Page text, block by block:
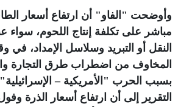
وأوضحت "الفاو" أن ارتفاع أسعار
مباشر على تكلفة إنتاج اللحوم، سواء
النقل أو التبريد وسلاسل الإمداد، في
المخاوف من اضطراب طرق التجارة
بسبب الحرب "الأمريكية –
التقرير إلى أن ارتفاع أسعار الذرة